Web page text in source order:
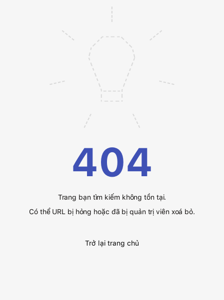
404
Trang bạn tìm kiếm không tồn tại.
Có thể URL bị hỏng hoặc đã bị quản trị viên xoá bỏ.
Trở lại trang chủ